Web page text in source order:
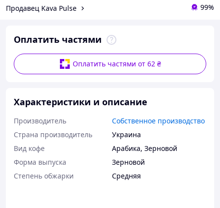
Продавец Kava Pulse 99%
Оплатить частями
Оплатить частями от 62 ₴
Характеристики и описание
Производитель
Собственное производство
Страна производитель
Украина
Вид кофе
Арабика, Зерновой
Форма выпуска
Зерновой
Степень обжарки
Средняя